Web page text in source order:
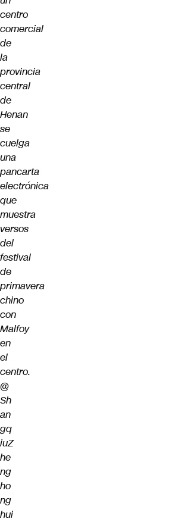
centro
comercial
de
la
provincia
central
de
Henan
se
cuelga
una
pancarta
electrónica
que
muestra
versos
del
festival
de
primavera
chino
con
Malfoy
en
el
centro.
@
Sh
an
gq
iuZ
he
ng
ho
ng
hui